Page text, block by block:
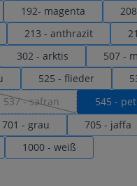
192- magenta
213 - anthrazit
302 - arktis
507 -
525 - flieder
537 - safran
(Diese Option ist zurzeit
545 -
701 - grau
705 - jaffa
1000 - weiß